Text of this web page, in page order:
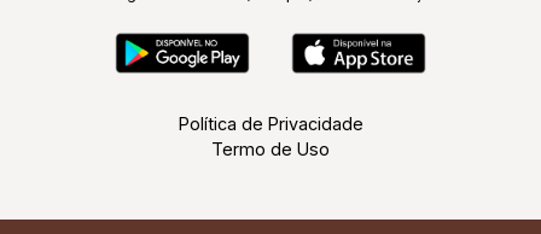
Política de Privacidade
Termo de Uso